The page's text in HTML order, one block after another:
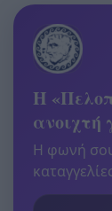
Η
ανοιχτή
Η φωνή